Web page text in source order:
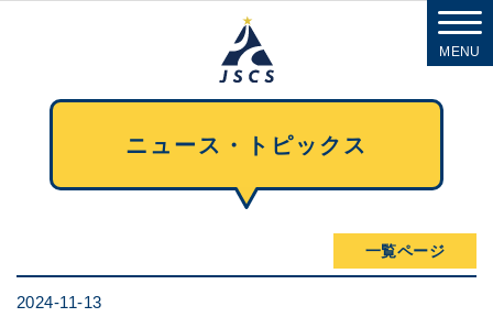
MENU
ニュース・トピックス
一覧ページ
2024-11-13